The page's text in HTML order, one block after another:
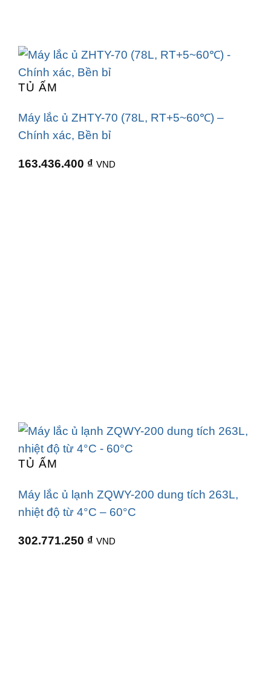
TỦ ẤM
Máy lắc ủ ZHTY-70 (78L, RT+5~60℃) –
Chính xác, Bền bỉ
163.436.400 ₫ VND
TỦ ẤM
Máy lắc ủ lạnh ZQWY-200 dung tích 263L,
nhiệt độ từ 4°C – 60°C
302.771.250 ₫ VND